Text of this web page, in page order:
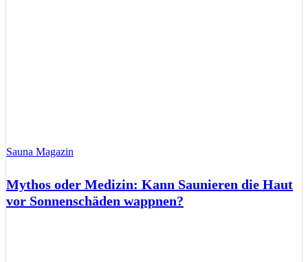
Sauna Magazin
Mythos oder Medizin: Kann Saunieren die Haut
vor Sonnenschäden wappnen?